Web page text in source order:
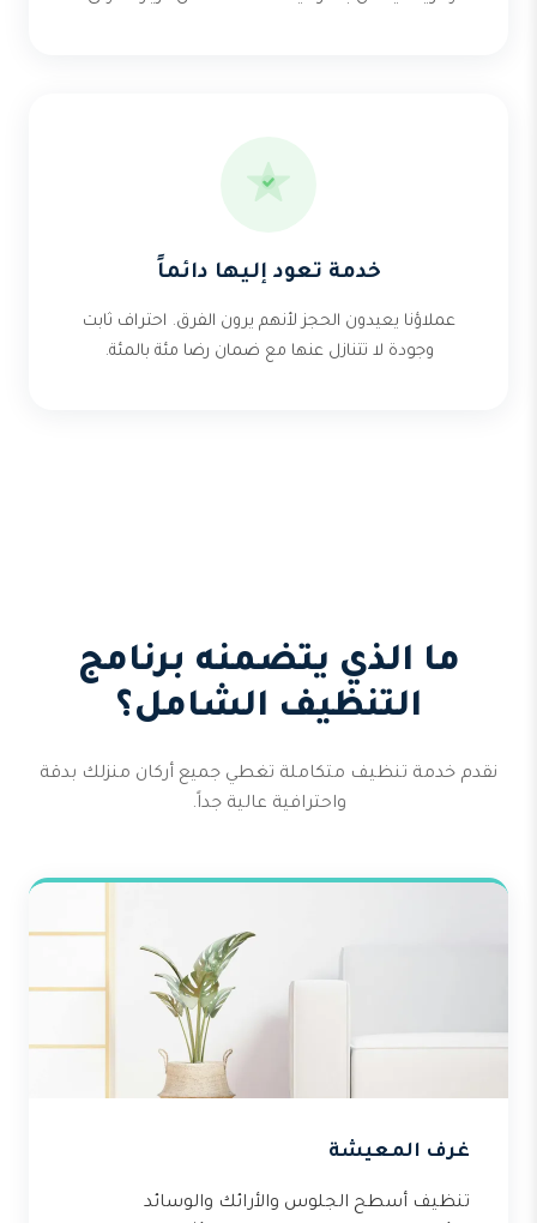
خدمة تعود إليها دائماً
عملاؤنا يعيدون الحجز لأنهم يرون الفرق. احتراف ثابت
وجودة لا تتنازل عنها مع ضمان رضا مئة بالمئة.
ما الذي يتضمنه برنامج
التنظيف الشامل؟
نقدم خدمة تنظيف متكاملة تغطي جميع أركان منزلك بدقة
واحترافية عالية جداً.
غرف المعيشة
تنظيف أسطح الجلوس والأرائك والوسائد